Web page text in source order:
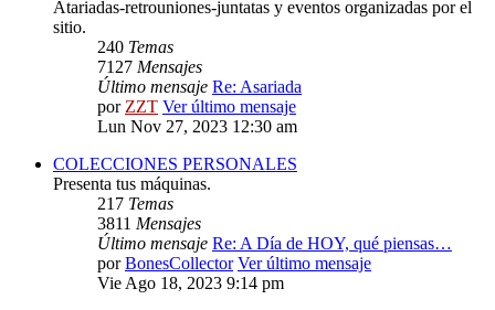
Atariadas-retrouniones-juntatas y eventos organizadas por el
sitio.
240 Temas
7127 Mensajes
Último mensaje Re: Asariada
porZZT Ver último mensaje
Lun Nov 27, 2023 12:30 am
COLECCIONES PERSONALES
Presenta tus máquinas.
217 Temas
3811 Mensajes
Último mensaje Re: A Día de HOY, qué piensas…
porBonesCollector Ver último mensaje
Vie Ago 18, 2023 9:14 pm